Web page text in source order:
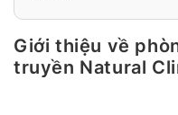
Giới thiệu về
truyền Natural